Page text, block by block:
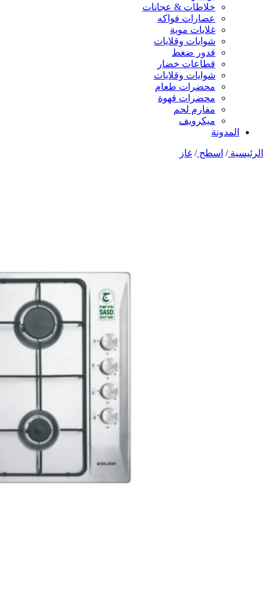
خلاطات & عجانات
عصارات فواكه
غلايات موية
شوايات وقلايات
قدور ضغط
قطاعات خضار
شوايات وقلايات
محضرات طعام
محضرات قهوة
مفارم لحم
ميكرويف
المدونة
الرئيسية/ اسطح/ غاز